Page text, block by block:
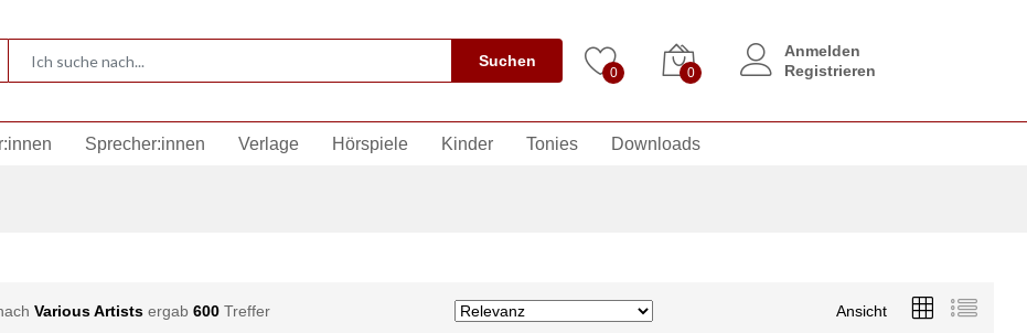
Suchen
0 0
Anmelden
Registrieren
Sprecher:innen Verlage Hörspiele Kinder Tonies Downloads
Various Artists ergab 600 Treffer Ansicht